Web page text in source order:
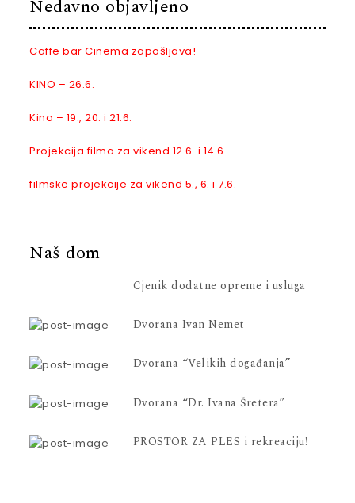
Nedavno objavljeno
Caffe bar Cinema zapošljava!
KINO – 26.6.
Kino – 19., 20. i 21.6.
Projekcija filma za vikend 12.6. i 14.6.
filmske projekcije za vikend 5., 6. i 7.6.
Naš dom
Cjenik dodatne opreme i usluga
Dvorana Ivan Nemet
Dvorana “Velikih događanja”
Dvorana “Dr. Ivana Šretera”
PROSTOR ZA PLES i rekreaciju!